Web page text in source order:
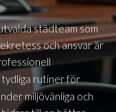
städteam som
och ansvar är
rutiner för
miljövänliga och